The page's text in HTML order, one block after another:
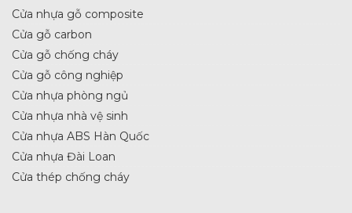
Cửa nhựa gỗ composite
Cửa gỗ carbon
Cửa gỗ chống cháy
Cửa gỗ công nghiệp
Cửa nhựa phòng ngủ
Cửa nhựa nhà vệ sinh
Cửa nhựa ABS Hàn Quốc
Cửa nhựa Đài Loan
Cửa thép chống cháy